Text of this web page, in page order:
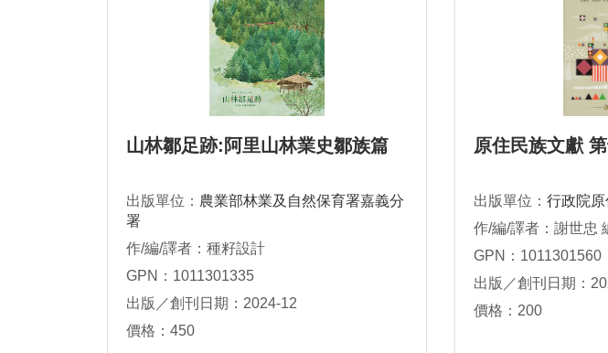
山林鄒足跡:阿里山林業史鄒族篇
出版單位： 農業部林業及自然保育署嘉義分
署
作/編/譯者：種籽設計
GPN：1011301335
出版／創刊日期：2024-12
價格：450
原住民族文獻
出版單位： 行政院
作/編/譯者：謝世忠
GPN：1011301560
出版／創刊日期：
價格：200